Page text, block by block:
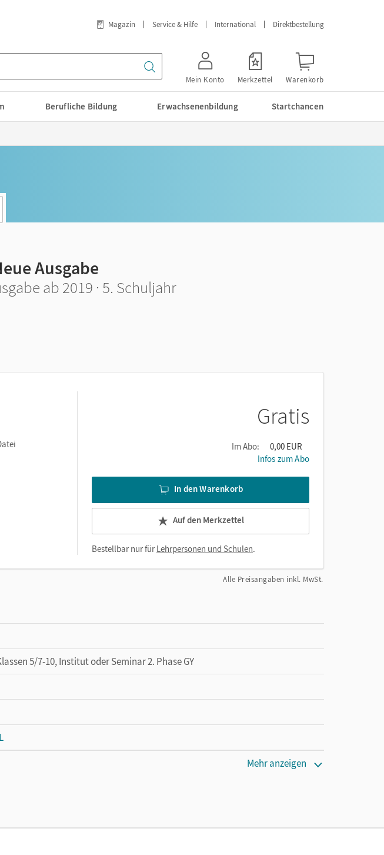
Magazin Service & Hilfe International Direktbestellung
Mein Konto Merkzettel Warenkorb
Berufliche Bildung Erwachsenenbildung Startchancen
Ausgabe
ab 2019 · 5. Schuljahr
Gratis
Im Abo:
0,00 EUR
Infos zum Abo
In den Warenkorb
Auf den Merkzettel
Bestellbar nur fürLehrpersonen und Schulen.
Alle Preisangaben inkl. MwSt.
5/7-10, Institut oder Seminar 2. Phase GY
Mehr anzeigen